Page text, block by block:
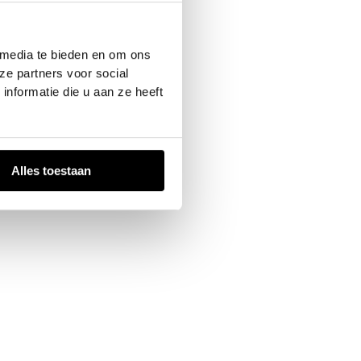
te bieden en om ons
partners voor social
die u aan ze heeft
Alles toestaan
for more information).